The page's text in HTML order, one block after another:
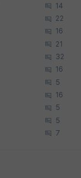
14
22
16
21
32
16
5
16
5
5
7